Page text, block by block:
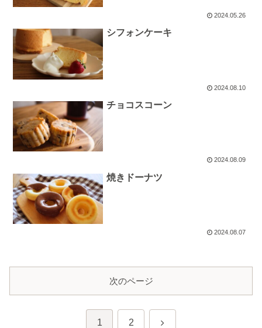
2024.05.26
シフォンケーキ
2024.08.10
チョコスコーン
2024.08.09
焼きドーナツ
2024.08.07
次のページ
1 2 次